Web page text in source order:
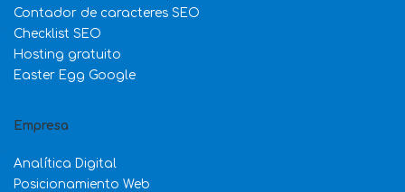
Contador de caracteres SEO
Checklist SEO
Hosting gratuito
Easter Egg Google
Empresa
Analítica Digital
Posicionamiento Web